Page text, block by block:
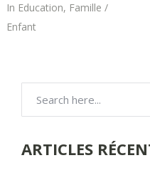
In Education, Famille /
Enfant
ARTICLES